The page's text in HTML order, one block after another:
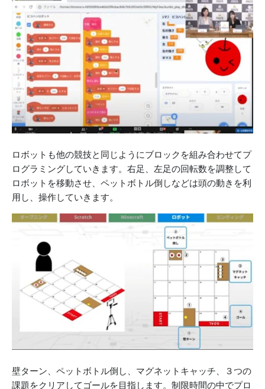
ロボットも他の競技と同じようにブロックを組み合わせてプ
ログラミングしていきます。右足、左足の回転数を調整して
ロボットを移動させ、ペットボトル倒しなどは頭の動きを利
用し、操作していきます。
壁ターン、ペットボトル倒し、マグネットキャッチ、３つの
課題をクリアしてゴールを目指します。制限時間の中でプロ